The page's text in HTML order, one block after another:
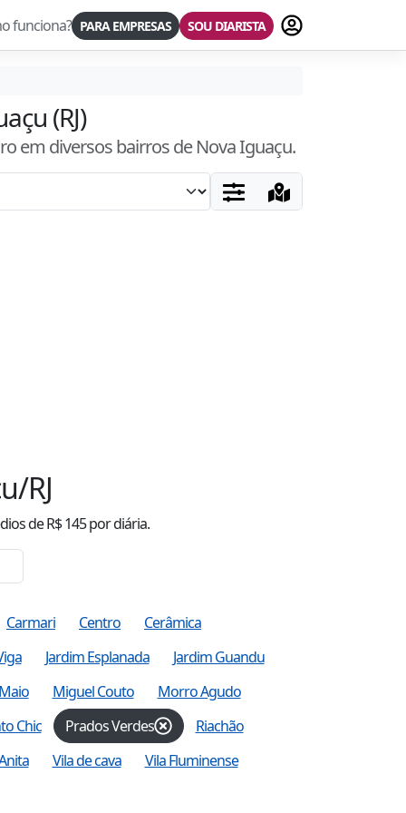
funciona? PARA EMPRESAS SOU DIARISTA Fazer login
(RJ)
em diversos bairrosde Nova Iguaçu.
RJ
sde R$145por diária.
Carmari Centro
Cerâmica
Jardim Esplanada
Jardim Guandu
Miguel Couto
Morro Agudo
Chic
Prados Verdes
Riachão
Vila de cava Vila Fluminense